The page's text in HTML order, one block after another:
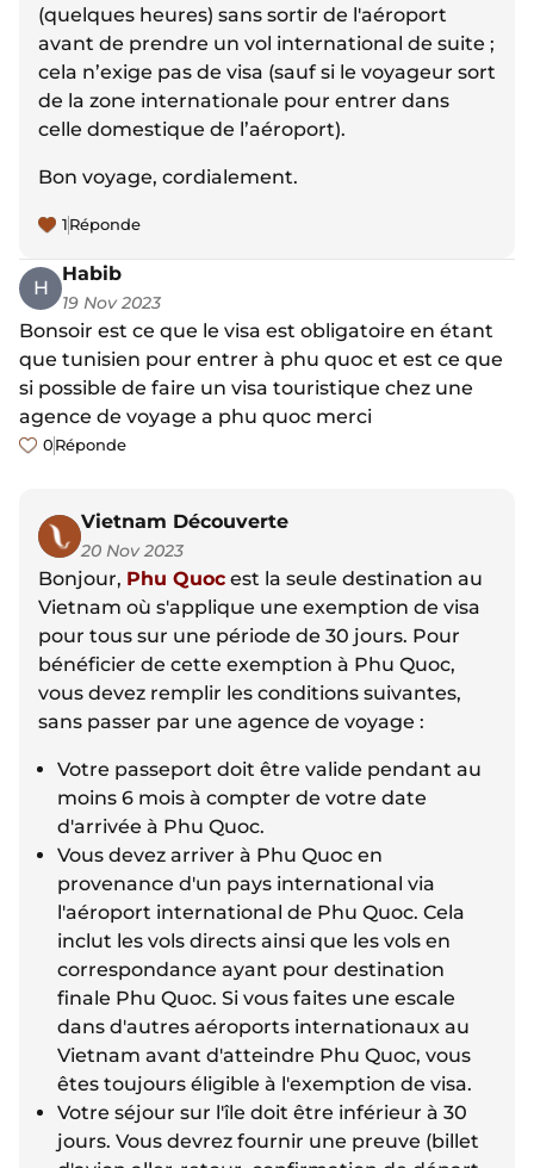
(quelques heures) sans sortir de l'aéroport
avant de prendre un vol international de suite ;
cela n’exige pas de visa (sauf si le voyageur sort
de la zone internationale pour entrer dans
celle domestique de l’aéroport).
Bon voyage, cordialement.
1 Réponde
H
Habib
19 Nov 2023
Bonsoir est ce que le visa est obligatoire en étant
que tunisien pour entrer à phu quoc et est ce que
si possible de faire un visa touristique chez une
agence de voyage a phu quoc merci
0 Réponde
Vietnam Découverte
20 Nov 2023
Bonjour, Phu Quoc est la seule destination au
Vietnam où s'applique une exemption de visa
pour tous sur une période de 30 jours. Pour
bénéficier de cette exemption à Phu Quoc,
vous devez remplir les conditions suivantes,
sans passer par une agence de voyage :
Votre passeport doit être valide pendant au
moins 6 mois à compter de votre date
d'arrivée à Phu Quoc.
Vous devez arriver à Phu Quoc en
provenance d'un pays international via
l'aéroport international de Phu Quoc. Cela
inclut les vols directs ainsi que les vols en
correspondance ayant pour destination
finale Phu Quoc. Si vous faites une escale
dans d'autres aéroports internationaux au
Vietnam avant d'atteindre Phu Quoc, vous
êtes toujours éligible à l'exemption de visa.
Votre séjour sur l'île doit être inférieur à 30
jours. Vous devrez fournir une preuve (billet